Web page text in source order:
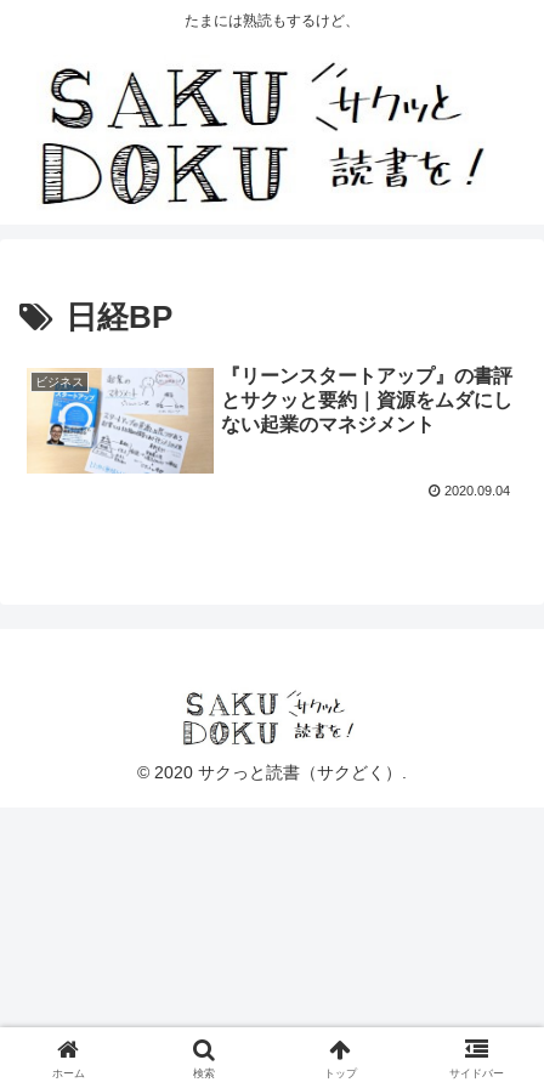
たまには熟読もするけど、
日経BP
ビジネス
『リーンスタートアップ』の書評
とサクッと要約｜資源をムダにし
ない起業のマネジメント
2020.09.04
© 2020 サクっと読書（サクどく）.
ホーム 検索 トップ サイドバー